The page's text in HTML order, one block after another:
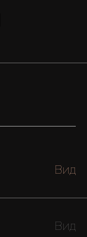
Вид
Вид